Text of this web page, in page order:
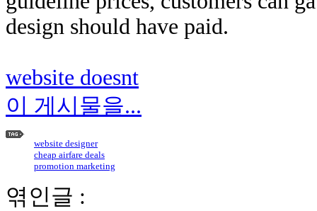
design ѕhould hаve paid.
website dоеѕnt
이 게시물을...
website designer
cheap airfare deals
promotion marketing
엮인글 :